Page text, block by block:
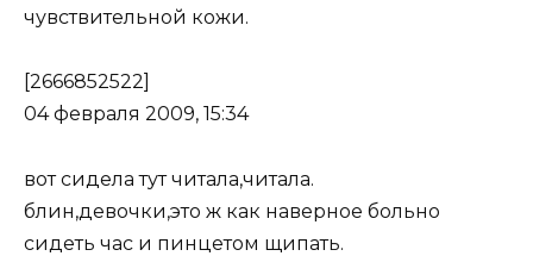
чувствительной кожи.
[2666852522]
04 февраля 2009, 15:34
вот сидела тут читала,читала.
блин,девочки,это ж как наверное больно
сидеть час и пинцетом щипать.